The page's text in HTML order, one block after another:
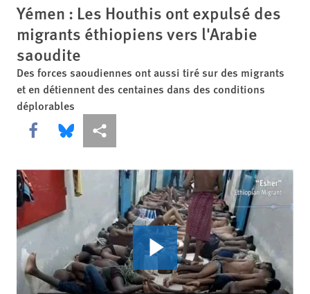
Yémen : Les Houthis ont expulsé des
migrants éthiopiens vers l'Arabie
saoudite
Des forces saoudiennes ont aussi tiré sur des migrants
et en détiennent des centaines dans des conditions
déplorables
Share this via Facebook
Share this via Bluesky
Share this via Partagez